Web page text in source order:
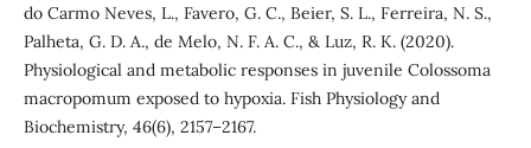
do Carmo Neves, L., Favero, G. C., Beier, S. L., Ferreira, N. S.,
Palheta, G. D. A., de Melo, N. F. A. C., & Luz, R. K. (2020).
Physiological and metabolic responses in juvenile Colossoma
macropomum exposed to hypoxia. Fish Physiology and
Biochemistry, 46(6), 2157–2167.